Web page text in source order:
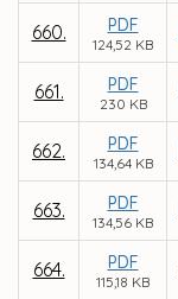
660. PDF
124,52 KB
661. PDF
230 KB
662. PDF
134,64 KB
663. PDF
134,56 KB
664. PDF
115,18 KB